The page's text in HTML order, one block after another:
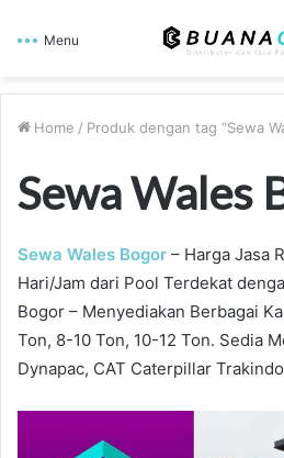
Menu
Home / Produk dengan tag “Sewa
Sewa Wales
Sewa Wales Bogor – Harga Jasa
Hari/Jam dari Pool Terdekat
Bogor – Menyediakan Berbagai
Ton, 8-10 Ton, 10-12 Ton. Sedia
Dynapac, CAT Caterpillar